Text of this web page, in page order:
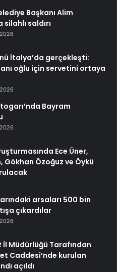
Başkanı Alim
silahlı saldırı
İtalya’da gerçekleşti:
oğlu için servetini ortaya
Bayram
Ece Üner,
Özoğuz ve Öykü
arsaları 500 bin
çıkardılar
İl Müdürlüğü Tarafından
Caddesi’nde kurulan
açıldı